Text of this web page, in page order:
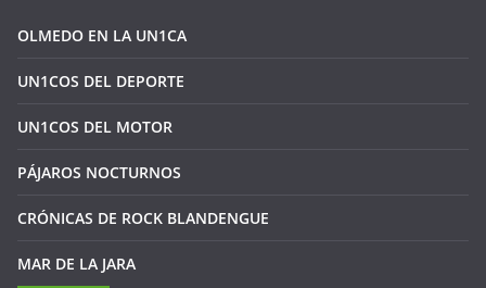
OLMEDO EN LA UN1CA
UN1COS DEL DEPORTE
UN1COS DEL MOTOR
PÁJAROS NOCTURNOS
CRÓNICAS DE ROCK BLANDENGUE
MAR DE LA JARA